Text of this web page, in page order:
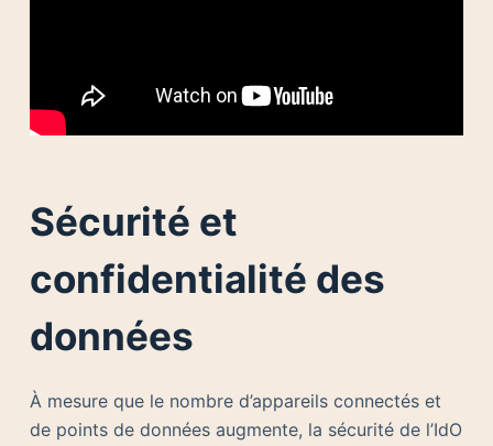
Sécurité et
confidentialité des
données
À mesure que le nombre d’appareils connectés et
de points de données augmente, la sécurité de l’IdO